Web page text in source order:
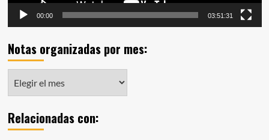
00:00 03:51:31
Notas organizadas por mes:
organizadas
mes:
Relacionadas con: